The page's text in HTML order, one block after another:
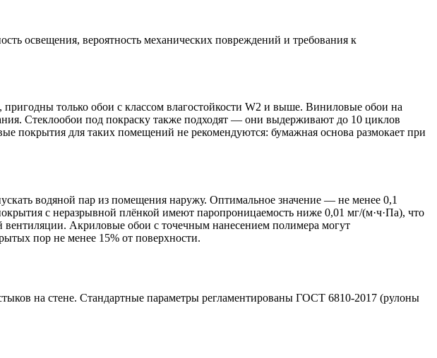
освещения, вероятность механических повреждений и требования к
только обои с классом влагостойкости W2 и выше. Виниловые обои на
Стеклообои под покраску также подходят — они выдерживают до 10 циклов
покрытия для таких помещений не рекомендуются: бумажная основа размокает при
водяной пар из помещения наружу. Оптимальное значение — не менее 0,1
с неразрывной плёнкой имеют паропроницаемость ниже 0,01 мг/(м·ч·Па), что
Акриловые обои с точечным нанесением полимера могут
пор не менее 15% от поверхности.
на стене. Стандартные параметры регламентированы ГОСТ 6810-2017 (рулоны